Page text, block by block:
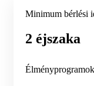
Minimum bérlési
2 éjszaka
Élményprogramok